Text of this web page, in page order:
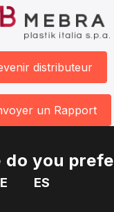
distributeur
un Rapport
do you
ES